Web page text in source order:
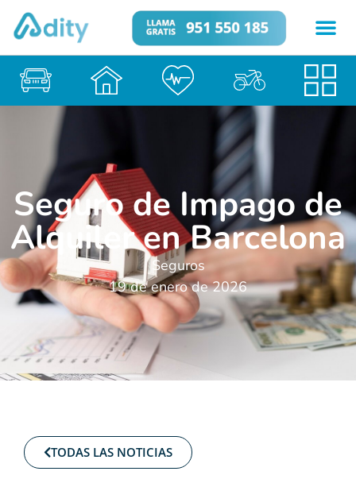
Seguro de Impago de
Alquiler en Barcelona
Seguros
19 de enero de 2026
TODAS LAS NOTICIAS